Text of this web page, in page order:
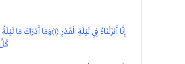
كُلِّ أَمْرٍ